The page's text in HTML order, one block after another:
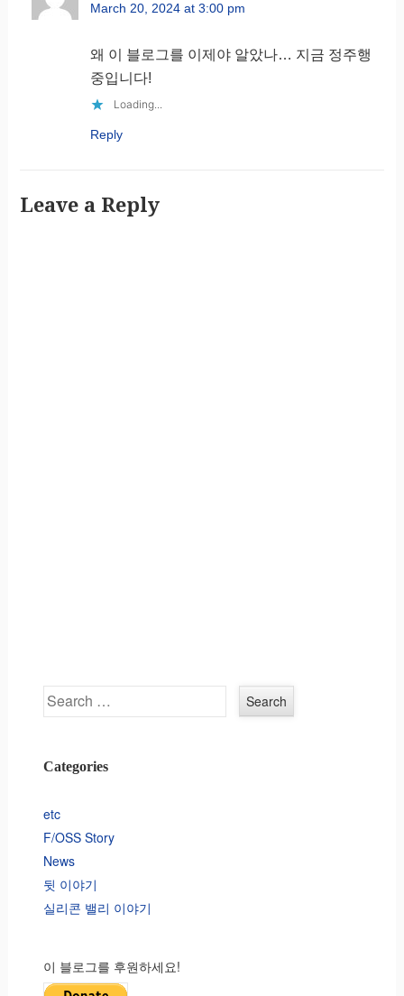
March 20, 2024 at 3:00 pm
왜 이 블로그를 이제야 알았나… 지금 정주행
중입니다!
Loading...
Reply
Leave a Reply
Search
Categories
etc
F/OSS Story
News
뒷 이야기
실리콘 밸리 이야기
이 블로그를 후원하세요!